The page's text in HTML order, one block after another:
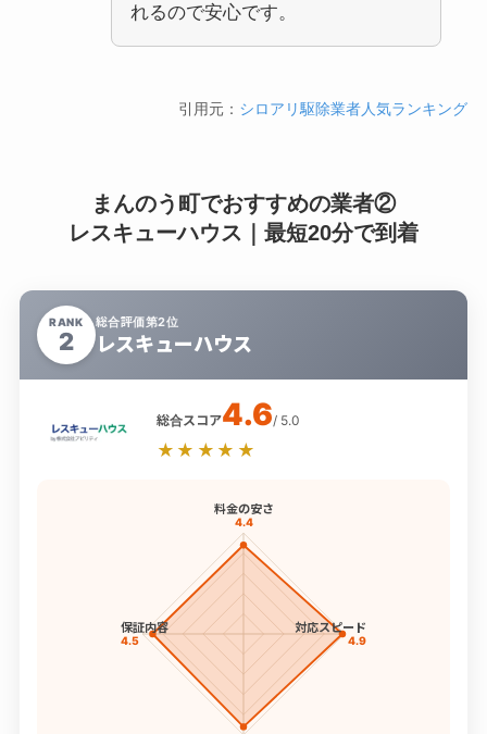
れるので安心です。
引用元： シロアリ駆除業者人気ランキング
まんのう町でおすすめの業者②
レスキューハウス｜最短20分で到着
RANK
2
総合評価第2位
レスキューハウス
総合スコア4.6/ 5.0
★★★★★
料金の安さ
4.4
対応スピード
4.9
保証内容
4.5